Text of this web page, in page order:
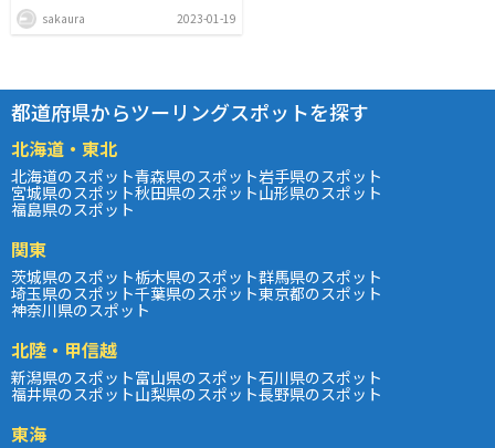
sakaura 2023-01-19
都道府県からツーリングスポットを探す
北海道・東北
北海道のスポット青森県のスポット岩手県のスポット
宮城県のスポット秋田県のスポット山形県のスポット
福島県のスポット
関東
茨城県のスポット栃木県のスポット群馬県のスポット
埼玉県のスポット千葉県のスポット東京都のスポット
神奈川県のスポット
北陸・甲信越
新潟県のスポット富山県のスポット石川県のスポット
福井県のスポット山梨県のスポット長野県のスポット
東海